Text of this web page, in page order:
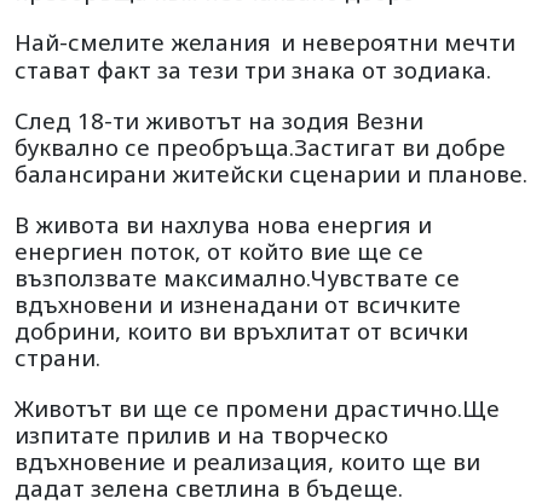
Най-смелите желания и невероятни мечти
стават факт за тези три знака от зодиака.
След 18-ти животът на зодия Везни
буквално се преобръща.Застигат ви добре
балансирани житейски сценарии и планове.
В живота ви нахлува нова енергия и
енергиен поток, от който вие ще се
възползвате максимално.Чувствате се
вдъхновени и изненадани от всичките
добрини, които ви връхлитат от всички
страни.
Животът ви ще се промени драстично.Ще
изпитате прилив и на творческо
вдъхновение и реализация, които ще ви
дадат зелена светлина в бъдеще.